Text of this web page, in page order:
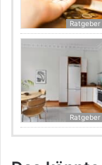
Ratgeber
Ratgeber